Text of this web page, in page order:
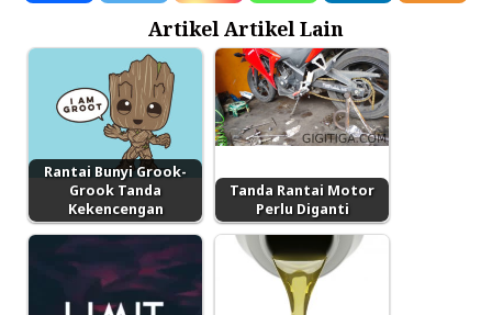
Artikel Artikel Lain
Rantai Bunyi Grook-
Grook Tanda
Kekencengan
Tanda Rantai Motor
Perlu Diganti